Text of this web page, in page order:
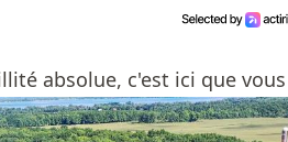
absolue, c'est ici que